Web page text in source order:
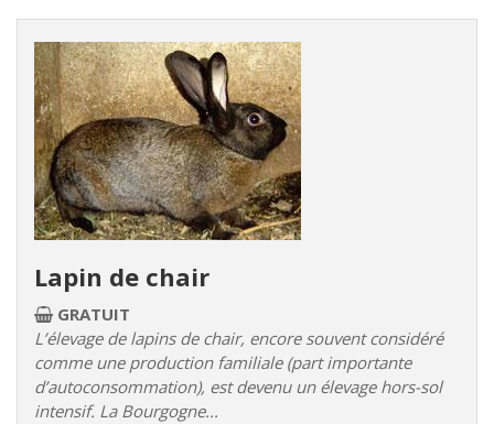
Lapin de chair
GRATUIT
L’élevage de lapins de chair, encore souvent considéré
comme une production familiale (part importante
d’autoconsommation), est devenu un élevage hors-sol
intensif. La Bourgogne...